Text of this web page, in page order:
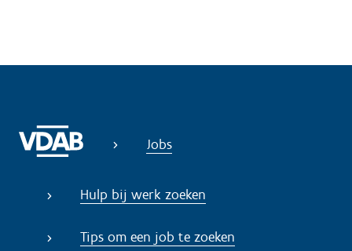
Jobs
Hulp bij werk zoeken
Tips om een job te zoeken